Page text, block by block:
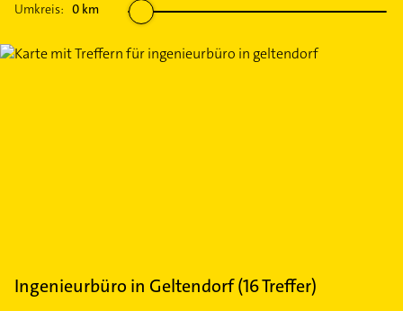
Umkreis: 0 km
Ingenieurbüro in Geltendorf(16Treffer)